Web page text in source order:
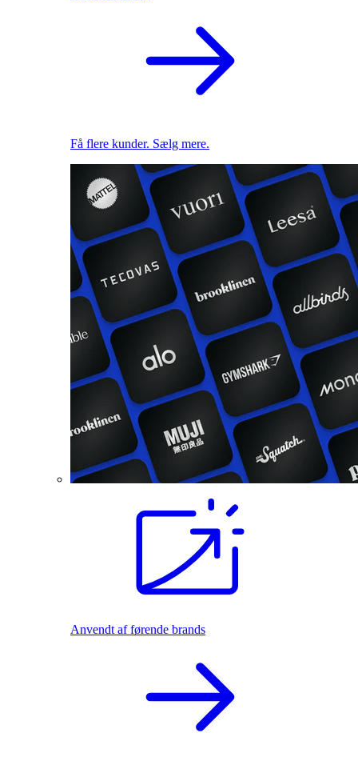
Få flere kunder. Sælg mere.
Anvendt af førende brands